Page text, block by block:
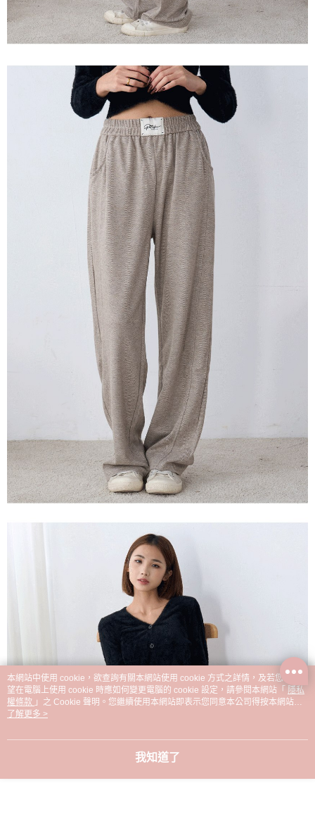
本網站中使用 cookie，欲查詢有關本網站使用 cookie 方式之詳情，及若您不希
望在電腦上使用 cookie 時應如何變更電腦的 cookie 設定，請參閱本網站「 隱私
權條款 」之 Cookie 聲明。您繼續使用本網站即表示您同意本公司得按本網站使
用條款之 Cookie 聲明使用 cookie。
了解更多 >
我知道了